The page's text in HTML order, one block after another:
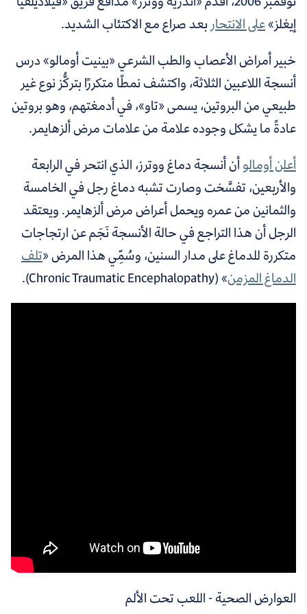
إيغلز»على الانتحاربعد صراع مع الاكتئاب الشديد.
خبير أمراض الأعصاب والطب الشرعي «بينيت أومالو» درس
أنسجة اللاعبين الثلاثة، واكتشف نمطًا متكررًا بتركُّز نوع غير
طبيعي من البروتين، يسمى «تاو»، في أدمغتهم، وهو بروتين
عادةً ما يشكل وجوده علامة من علامات مرض ألزهايمر.
أعلنأومالوأن أنسجة دماغ ووترز، الذي انتحر في الرابعة
والأربعين، تفسَّخت وصارت تشبه دماغ رجل في الخامسة
والثمانين من عمره ويحمل أعراض مرض ألزهايمر. ويعتقد
الرجل أن هذا التراجع في حالة الأنسجة نَجَم عن ارتجاجات
متكررة للدماغ على مدار السنين، وسُمِّي هذا المرض «تلف
الدماغ المزمن» (Chronic Traumatic Encephalopathy).
العوارض الصحية - اللعب تحت الألم